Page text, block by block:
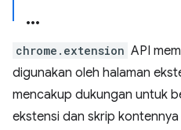
chrome.extension API
digunakan oleh halaman
mencakup dukungan untuk
ekstensi dan skrip